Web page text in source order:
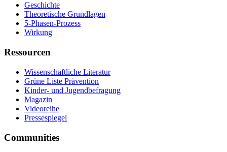
Geschichte
Theoretische Grundlagen
5-Phasen-Prozess
Wirkung
Ressourcen
Wissenschaftliche Literatur
Grüne Liste Prävention
Kinder- und Jugendbefragung
Magazin
Videoreihe
Pressespiegel
Communities